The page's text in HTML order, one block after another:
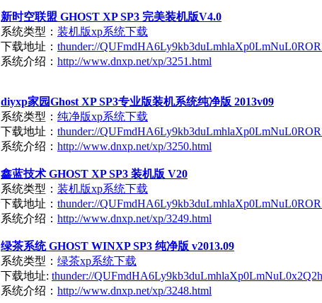
新时空联盟 GHOST XP SP3 完美装机版V4.0
系统类型： 装机版xp系统下载
下载地址： thunder://
系统介绍： http://www.dnxp.net/xp/3251.html
diyxp家园Ghost XP SP3专业版装机系统纯净版 2013v09
系统类型： 纯净版xp系统下载
下载地址： thunder://
系统介绍： http://www.dnxp.net/xp/3250.html
鑫蓝技术 GHOST XP SP3 装机版 V20
系统类型： 装机版xp系统下载
下载地址： thunder://
系统介绍： http://www.dnxp.net/xp/3249.html
绿茶系统 GHOST WINXP SP3 纯净版 v2013.09
系统类型： 绿茶xp系统下载
下载地址: thunder://
系统介绍： http://www.dnxp.net/xp/3248.html